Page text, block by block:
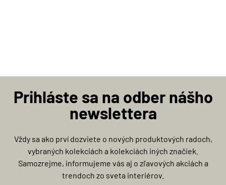
Prihláste sa na odber nášho
newslettera
Vždy sa ako prví dozviete o nových produktových radoch,
vybraných kolekciách a kolekciách iných značiek.
Samozrejme, informujeme vás aj o zľavových akciách a
trendoch zo sveta interiérov.